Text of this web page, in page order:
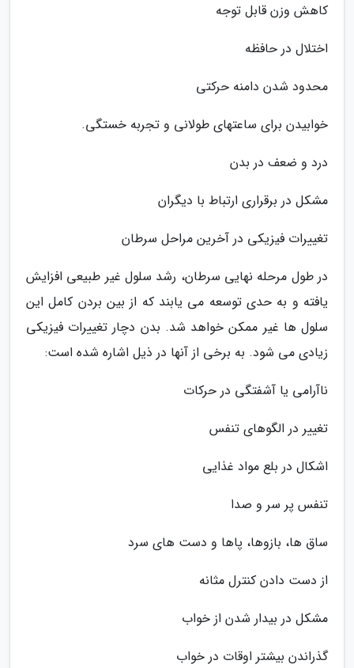
کاهش وزن قابل توجه
اختلال در حافظه
محدود شدن دامنه حرکتی
خوابیدن برای ساعتهای طولانی و تجربه خستگی.
درد و ضعف در بدن
مشکل در برقراری ارتباط با دیگران
تغییرات فیزیکی در آخرین مراحل سرطان
در طول مرحله نهایی سرطان، رشد سلول غیر طبیعی افزایش
یافته و به حدی توسعه می یابند که از بین بردن کامل این
سلول ها غیر ممکن خواهد شد. بدن دچار تغییرات فیزیکی
زیادی می شود. به برخی از آنها در ذیل اشاره شده است:
ناآرامی یا آشفتگی در حرکات
تغییر در الگوهای تنفس
اشکال در بلع مواد غذایی
تنفس پر سر و صدا
ساق ها، بازوها، پاها و دست های سرد
از دست دادن کنترل مثانه
مشکل در بیدار شدن از خواب
گذراندن بیشتر اوقات در خواب